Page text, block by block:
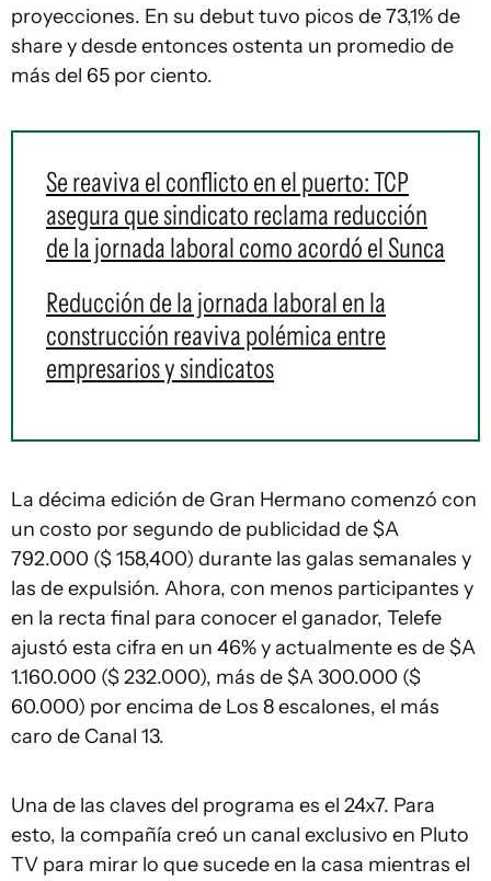
proyecciones. En su debut tuvo picos de 73,1% de
share y desde entonces ostenta un promedio de
más del 65 por ciento.
Se reaviva el conflicto en el puerto: TCP
asegura que sindicato reclama reducción
de la jornada laboral como acordó el Sunca
Reducción de la jornada laboral en la
construcción reaviva polémica entre
empresarios y sindicatos
La décima edición de Gran Hermano comenzó con
un costo por segundo de publicidad de $A
792.000 ($ 158,400) durante las galas semanales y
las de expulsión. Ahora, con menos participantes y
en la recta final para conocer el ganador, Telefe
ajustó esta cifra en un 46% y actualmente es de $A
1.160.000 ($ 232.000), más de $A 300.000 ($
60.000) por encima de Los 8 escalones, el más
caro de Canal 13.
Una de las claves del programa es el 24x7. Para
esto, la compañía creó un canal exclusivo en Pluto
TV para mirar lo que sucede en la casa mientras el